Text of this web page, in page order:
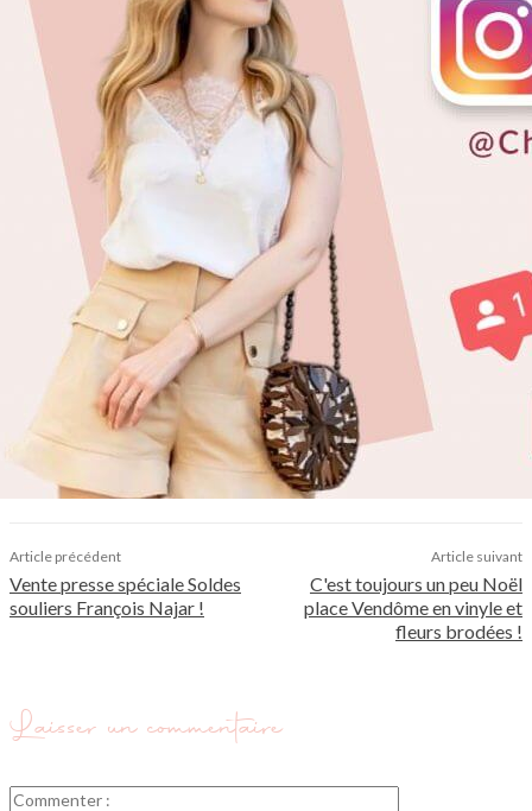
Article précédent
Vente presse spéciale Soldes
souliers François Najar !
Article suivant
C'est toujours un peu Noël
place Vendôme en vinyle et
fleurs brodées !
Laisser un commentaire